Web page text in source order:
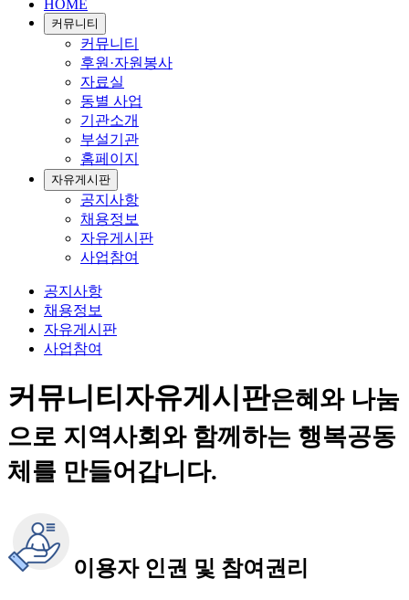
HOME
커뮤니티
커뮤니티
후원·자원봉사
자료실
동별 사업
기관소개
부설기관
홈페이지
자유게시판
공지사항
채용정보
자유게시판
사업참여
공지사항
채용정보
자유게시판
사업참여
커뮤니티자유게시판은혜와 나눔
으로 지역사회와 함께하는 행복공동
체를 만들어갑니다.
이용자 인권 및 참여권리